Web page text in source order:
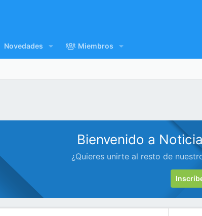
Novedades Miembros
Bienvenido a
¿Quieres unirte al resto de